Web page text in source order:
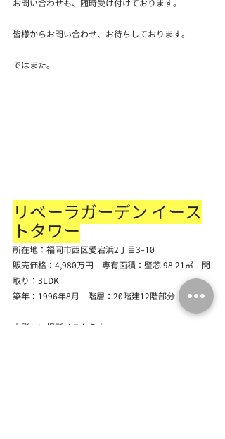
お問い合わせも、随時受け付けております。
皆様からお問い合わせ、お待ちしております。
ではまた。
リベーラガーデン イース
トタワー
所在地：福岡市西区愛宕浜2丁目3-10
販売価格：4,980万円　専有面積：壁芯 98.21㎡　間
取り：3LDK
築年：1996年8月　階層：20階建12階部分
↓詳しい場所はこちら↓